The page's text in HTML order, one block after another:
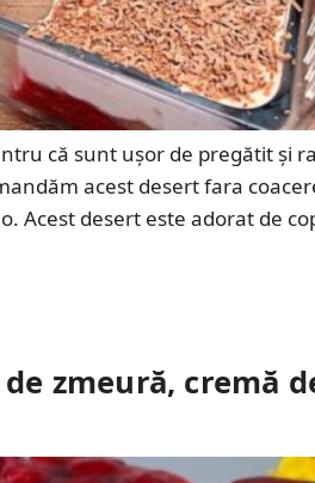
că sunt ușor de pregătit și
acest desert fara
Acest desert este adorat de
zmeură, cremă